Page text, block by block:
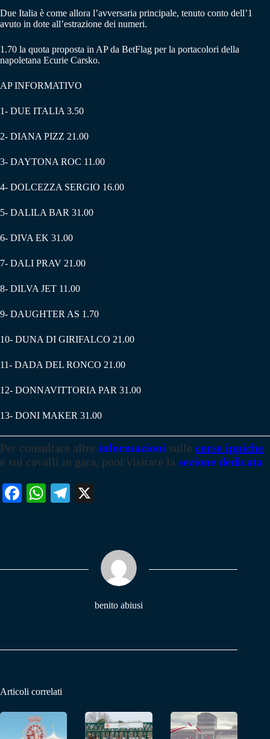
Due Italia è come allora l’avversaria principale, tenuto conto dell’1
avuto in dote all’estrazione dei numeri.
1.70 la quota proposta in AP da BetFlag per la portacolori della
napoletana Ecurie Carsko.
AP INFORMATIVO
1- DUE ITALIA 3.50
2- DIANA PIZZ 21.00
3- DAYTONA ROC 11.00
4- DOLCEZZA SERGIO 16.00
5- DALILA BAR 31.00
6- DIVA EK 31.00
7- DALI PRAV 21.00
8- DILVA JET 11.00
9- DAUGHTER AS 1.70
10- DUNA DI GIRIFALCO 21.00
11- DADA DEL RONCO 21.00
12- DONNAVITTORIA PAR 31.00
13- DONI MAKER 31.00
Per consultare altre informazioni sulle corse ippiche
e sui cavalli in gara, puoi visitare la sezione dedicata
Fa W
pp
Te
m
benito abiusi
Articoli correlati